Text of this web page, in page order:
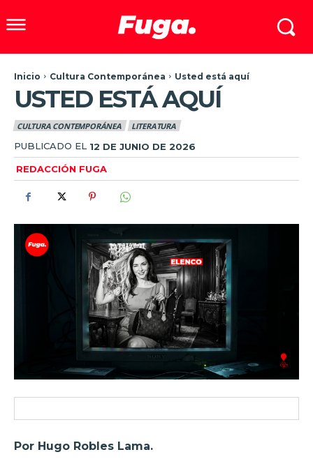
Inicio Cultura Contemporánea Usted está aquí
USTED ESTÁ AQUÍ
CULTURA CONTEMPORÁNEA LITERATURA
PUBLICADO EL 12 DE JUNIO DE 2026
REDACCIÓN FUGA
Por Hugo Robles Lama.